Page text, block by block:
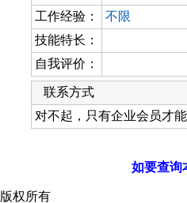
工作经验：
不限
技能特长：
自我评价：
联系方式
对不起，只有企业会员才
如要查询
版权所有